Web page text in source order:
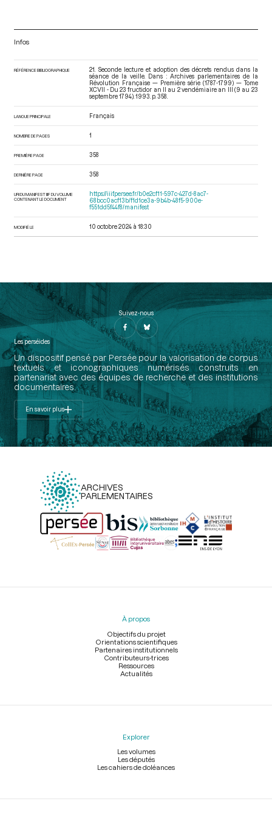
Infos
RÉFÉRENCE BIBLIOGRAPHIQUE
21. Seconde lecture et adoption des décrets rendus dans la
séance de la veille. Dans : Archives parlementaires de la
Révolution Française — Première série (1787-1799) — Tome
XCVII - Du 23 fructidor an II au 2 vendémiaire an III (9 au 23
septembre 1794) . 1993. p. 358.
LANGUE PRINCIPALE Français
NOMBRE DE PAGES 1
PREMIÈRE PAGE 358
DERNIÈRE PAGE 358
URI DU MANIFEST IIIF DU VOLUME
CONTENANT LE DOCUMENT
https://iiif.persee.fr/b0e2cf11-597c-427d-8ac7-
68bcc0acf13b/f1d1ce3a-9b4b-48f5-900e-
f551dd5f44f8/manifest
MODIFIÉ LE 10 octobre 2024 à 18:30
Suivez-nous
Les perséides
Un dispositif pensé par Persée pour la valorisation de corpus
textuels et iconographiques numérisés construits en
partenariat avec des équipes de recherche et des institutions
documentaires.
En savoir plus
ARCHIVES
PARLEMENTAIRES
Menu
À propos
Objectifs du projet
Orientations scientifiques
Partenaires institutionnels
Contributeurs-trices
Ressources
Actualités
Explorer
Les volumes
Les députés
Les cahiers de doléances